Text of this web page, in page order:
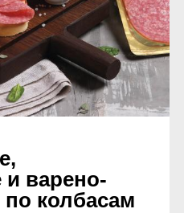
варено-
колбасам